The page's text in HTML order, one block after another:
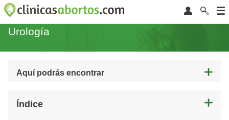
Urología
Aquí podrás encontrar
Índice